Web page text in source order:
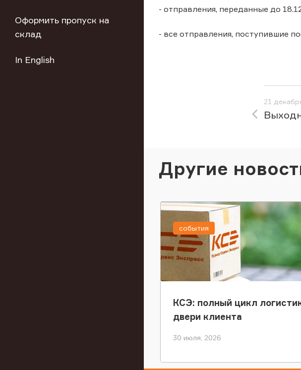
Оформить пропуск на
склад
In English
- отправления, переданные до
- все отправления, поступившие
21
Другие
КСЭ: полный цикл
двери клиента
30 июля, 2026
события